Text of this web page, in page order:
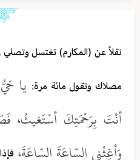
نقلاً عن (المكارم) تغتسل
مصلاك وتقول مائة مرة: يا
أنْتَ بِرَحْمَتِكَ أسْتَغيثُ،
وَأغِثْني السّاعَةَ السّاعَةَ،